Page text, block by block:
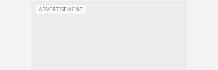
ADVERTISEMENT